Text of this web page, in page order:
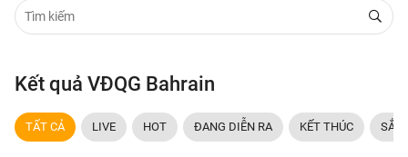
Kết quả VĐQG Bahrain
TẤT CẢ LIVE HOT ĐANG DIỄN RA KẾT THÚC SẮP